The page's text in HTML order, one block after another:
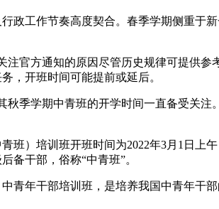
政工作节奏高度契合。春季学期侧重于
官方通知的原因尽管历史规律可提供
，开班时间可能提前或延后。
季学期中青班的开学时间一直备受关注
）培训班开班时间为2022年3月1日上
备干部，俗称“中青班”。
年干部培训班，是培养我国中青年干